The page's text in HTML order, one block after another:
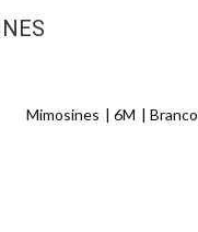
Mimosines 6M Branco